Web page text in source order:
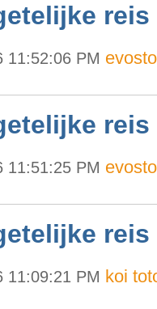
reis
11:52:06 PM
reis
11:51:25 PM
reis
11:09:21 PM koi